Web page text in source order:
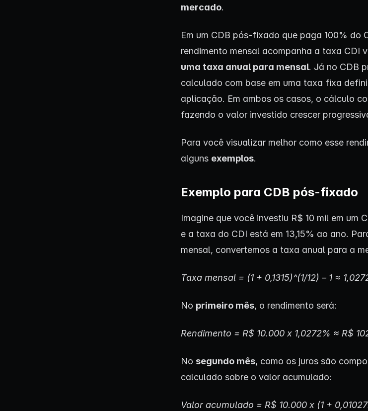
mercado.
Em um CDB pós-fixado que paga 100% do
rendimento mensal acompanha a taxa CDI
uma taxa anual para mensal. Já no CDB
calculado com base em uma taxa fixa
aplicação. Em ambos os casos, o cálculo
fazendo o valor investido crescer
Para você visualizar melhor como esse
alguns exemplos.
Exemplo para CDB pós-fixado
Imagine que você investiu R$ 10 mil em um
e a taxa do CDI está em 13,15% ao ano.
mensal, convertemos a taxa anual para a
Taxa mensal = (1 + 0,1315)^(1/12) – 1 ≈
No primeiro mês, o rendimento será:
Rendimento = R$ 10.000 x 1,0272% ≈ R$
No segundo mês, como os juros são
calculado sobre o valor acumulado:
Valor acumulado = R$ 10.000 x (1 +